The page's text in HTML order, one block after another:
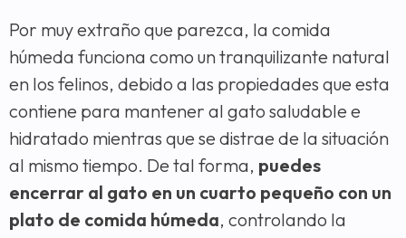
Por muy extraño que parezca, la comida
húmeda funciona como un tranquilizante natural
en los felinos, debido a las propiedades que esta
contiene para mantener al gato saludable e
hidratado mientras que se distrae de la situación
al mismo tiempo. De tal forma, puedes
encerrar al gato en un cuarto pequeño con un
plato de comida húmeda, controlando la